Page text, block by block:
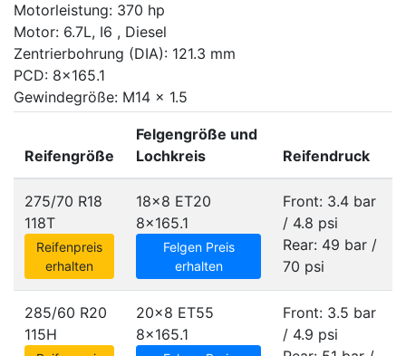
Motorleistung: 370 hp
Motor: 6.7L, I6 , Diesel
Zentrierbohrung (DIA): 121.3 mm
PCD: 8x165.1
Gewindegröße: M14 x 1.5
Reifengröße
Felgengröße und
Lochkreis
Reifendruck
275/70 R18
118T
Reifenpreis
erhalten
18x8 ET20
8x165.1
Felgen Preis
erhalten
Front: 3.4 bar
/ 4.8 psi
Rear: 49 bar /
70 psi
285/60 R20
115H
20x8 ET55
8x165.1
Front: 3.5 bar
/ 4.9 psi